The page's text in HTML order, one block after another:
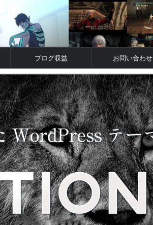
ブログ収益 お問い合わせ